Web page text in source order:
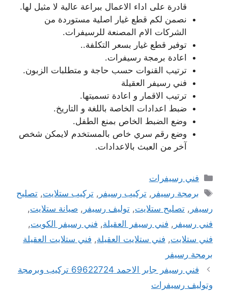
قادرة على اداء الاعمال ببراعة عالية لا مثيل لها.
نصمن لكم قطع غيار اصلية مستوردة من
الشركات الام المصنعة للرسيفرات.
توفير قطع غيار بسعر التكلفة..
اعادة برمجة رسيفرات.
ترتيب القنوات حسب حاجة و متطلبات الزبون.
فني رسيفر العقيلة
ترتيب الاقمار و اعادة تسميتها.
ضبط اعدادات الخاصة باللغة و التاريخ.
وضع الضبط الخاص بمنع الطفل.
وضع رقم سري خاص بالمستخدم لايمكن شخص
آخر من العبث بالاعدادات.
التصنيفات
فني رسيفرات
الوسوم
برمجة رسيفر ,تركيب رسيفر ,تركيب ستلايت,تصليح
رسيفر , تصليح ستلايت, توليف رسيفر , صيانة ستلايت,
فني رسيفر , فني رسيفر العقيلة, فني رسيفر الكويت,
فني ستلايت, فني ستلايت العقيلة, فني ستلايت العقيلة
برمجة رسيفر
فني رسيفر جابر الاحمد 69622724 تركيب وبرمجة
وتوليف رسيفرات